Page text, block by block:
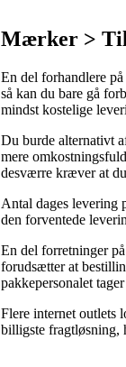
Mærker >
En del forhandlere
så kan du bare gå
mindst kostelige
Du burde alternativt
mere
desværre kræver at
Antal dages levering
den forventede
En del forretninger
forudsætter at
pakkepersonalet
Flere internet outlets
billigste fragtløsning,